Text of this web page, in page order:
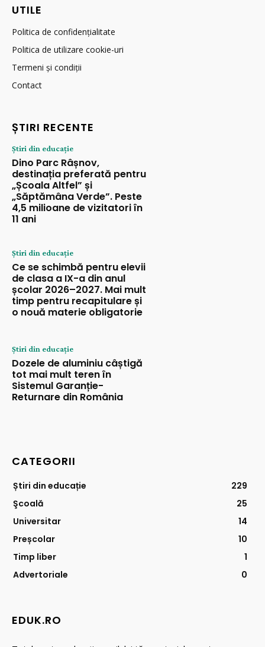
UTILE
Politica de confidențialitate
Politica de utilizare cookie-uri
Termeni și condiții
Contact
ȘTIRI RECENTE
Știri din educație
Dino Parc Râșnov,
destinația preferată pentru
„Școala Altfel” și
„Săptămâna Verde”. Peste
4,5 milioane de vizitatori în
11 ani
Știri din educație
Ce se schimbă pentru elevii
de clasa a IX-a din anul
școlar 2026–2027. Mai mult
timp pentru recapitulare și
o nouă materie obligatorie
Știri din educație
Dozele de aluminiu câștigă
tot mai mult teren în
Sistemul Garanție-
Returnare din România
CATEGORII
Știri din educație
229
Şcoală
25
Universitar
14
Preșcolar
10
Timp liber
1
Advertoriale
0
EDUK.RO